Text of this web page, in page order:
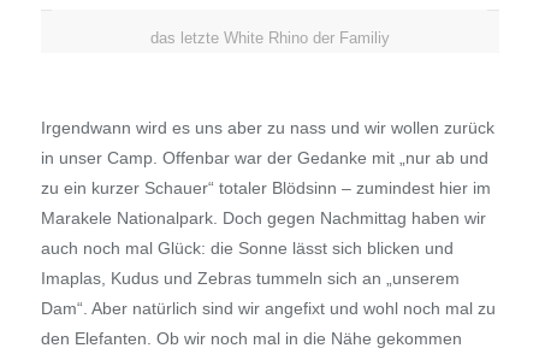
das letzte White Rhino der Familiy
Irgendwann wird es uns aber zu nass und wir wollen zurück
in unser Camp. Offenbar war der Gedanke mit „nur ab und
zu ein kurzer Schauer“ totaler Blödsinn – zumindest hier im
Marakele Nationalpark. Doch gegen Nachmittag haben wir
auch noch mal Glück: die Sonne lässt sich blicken und
Imaplas, Kudus und Zebras tummeln sich an „unserem
Dam“. Aber natürlich sind wir angefixt und wohl noch mal zu
den Elefanten. Ob wir noch mal in die Nähe gekommen